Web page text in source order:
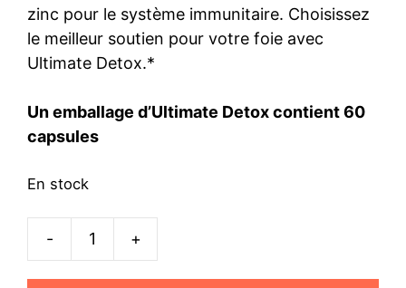
zinc pour le système immunitaire. Choisissez
le meilleur soutien pour votre foie avec
Ultimate Detox.*
Un emballage d’Ultimate Detox contient 60
capsules
En stock
-
de
+